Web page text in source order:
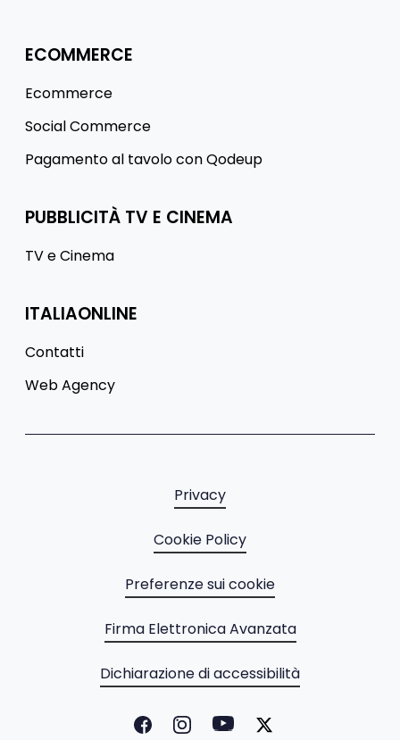
ECOMMERCE
Ecommerce
Social Commerce
Pagamento al tavolo con Qodeup
PUBBLICITÀ TV E CINEMA
TV e Cinema
ITALIAONLINE
Contatti
Web Agency
Privacy
Cookie Policy
Preferenze sui cookie
Firma Elettronica Avanzata
Dichiarazione di accessibilità